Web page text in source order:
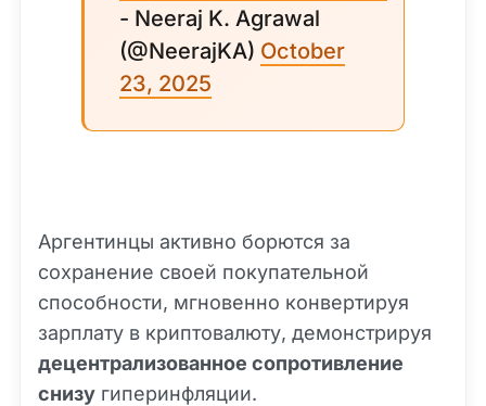
- Neeraj K. Agrawal
(@NeerajKA) October
23, 2025
Аргентинцы активно борются за
сохранение своей покупательной
способности, мгновенно конвертируя
зарплату в криптовалюту, демонстрируя
децентрализованное сопротивление
снизу гиперинфляции.